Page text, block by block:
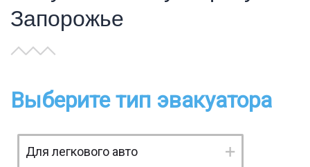
Запорожье
Выберите тип эвакуатора